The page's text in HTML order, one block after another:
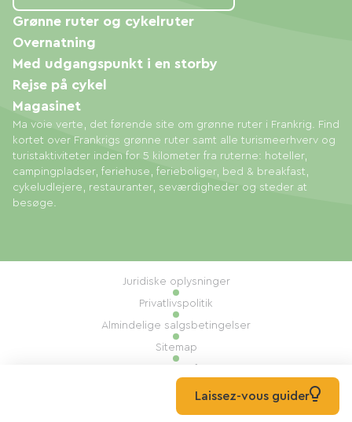
Ma voie verte, det førende site om grønne ruter i Frankrig. Find
kortet over Frankrigs grønne ruter samt alle turismeerhverv og
turistaktiviteter inden for 5 kilometer fra ruterne: hoteller,
campingpladser, feriehuse, ferieboliger, bed & breakfast,
cykeludlejere, restauranter, seværdigheder og steder at
besøge.
Grønne ruter og cykelruter
Overnatning
Med udgangspunkt i en storby
Rejse på cykel
Magasinet
© 2026 Ma Voie Verte Alle rettigheder forbeholdes
Juridiske oplysninger
Privatlivspolitik
Almindelige salgsbetingelser
Sitemap
Udført af: Mill, PrivasLaissez-vous guider